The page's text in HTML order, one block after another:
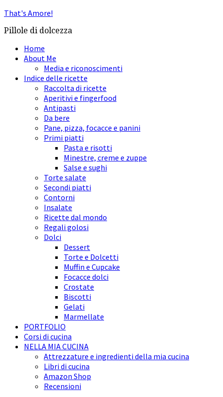
That's Amore!
Pillole di dolcezza
Home
About Me
Media e riconoscimenti
Indice delle ricette
Raccolta di ricette
Aperitivi e fingerfood
Antipasti
Da bere
Pane, pizza, focacce e panini
Primi piatti
Pasta e risotti
Minestre, creme e zuppe
Salse e sughi
Torte salate
Secondi piatti
Contorni
Insalate
Ricette dal mondo
Regali golosi
Dolci
Dessert
Torte e Dolcetti
Muffin e Cupcake
Focacce dolci
Crostate
Biscotti
Gelati
Marmellate
PORTFOLIO
Corsi di cucina
NELLA MIA CUCINA
Attrezzature e ingredienti della mia cucina
Libri di cucina
Amazon Shop
Recensioni